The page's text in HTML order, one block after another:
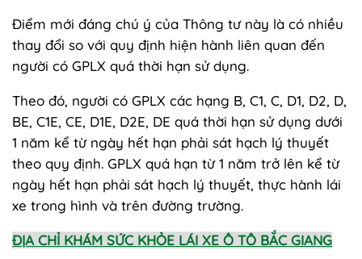
Điểm mới đáng chú ý của Thông tư này là có nhiều
thay đổi so với quy định hiện hành liên quan đến
người có GPLX quá thời hạn sử dụng.
Theo đó, người có GPLX các hạng B, C1, C, D1, D2, D,
BE, C1E, CE, D1E, D2E, DE quá thời hạn sử dụng dưới
1 năm kể từ ngày hết hạn phải sát hạch lý thuyết
theo quy định. GPLX quá hạn từ 1 năm trở lên kể từ
ngày hết hạn phải sát hạch lý thuyết, thực hành lái
xe trong hình và trên đường trường.
ĐỊA CHỈ KHÁM SỨC KHỎE LÁI XE Ô TÔ BẮC GIANG